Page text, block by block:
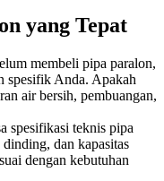
yang Tepat
membeli pipa paralon,
spesifik Anda. Apakah
air bersih, pembuangan,
spesifikasi teknis pipa
dan kapasitas
dengan kebutuhan